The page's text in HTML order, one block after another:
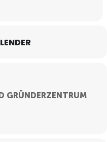
GRÜNDERZENTRUM